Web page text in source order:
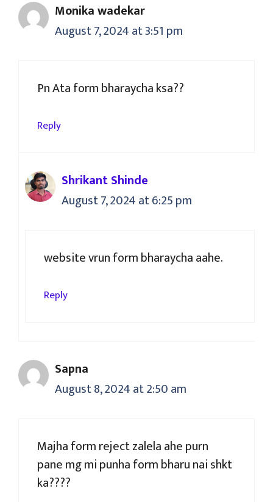
Monika wadekar
August 7, 2024 at 3:51 pm
Pn Ata form bharaycha ksa??
Reply
Shrikant Shinde
August 7, 2024 at 6:25 pm
website vrun form bharaycha aahe.
Reply
Sapna
August 8, 2024 at 2:50 am
Majha form reject zalela ahe purn
pane mg mi punha form bharu nai shkt
ka????